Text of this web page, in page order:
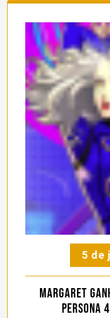
5 de
Margaret
Persona